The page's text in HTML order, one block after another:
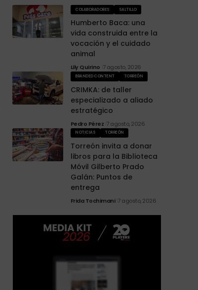
COLABORADORES SALTILLO
Humberto Baca: una
vida construida entre la
vocación y el cuidado
animal
Lily Quirino 7 agosto, 2026
BRANDED CONTENT TORREÓN
CRIMKA: de taller
especializado a aliado
estratégico
Pedro Pérez 7 agosto, 2026
NOTICIAS TORREÓN
Torreón invita a donar
libros para la Biblioteca
Móvil Gilberto Prado
Galán: Puntos de
entrega
Frida Tochimani 7 agosto, 2026